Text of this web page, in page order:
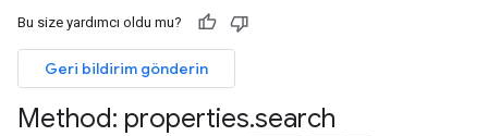
Bu size yardımcı oldu mu?
Geri bildirim gönderin
Method: properties.search